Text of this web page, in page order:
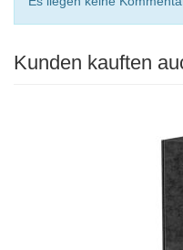
Kunden kauften